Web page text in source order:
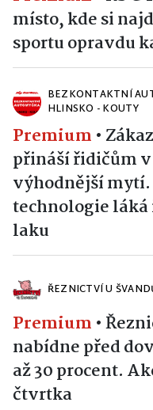
místo, kde si
sportu opravdu
BEZKONTAKTNÍ
HLINSKO - KOUTY
Premium •
přináší řidičům
výhodnější
technologie
laku
ŘEZNICTVÍ U
Premium •
nabídne před
až 30 procent.
čtvrtka